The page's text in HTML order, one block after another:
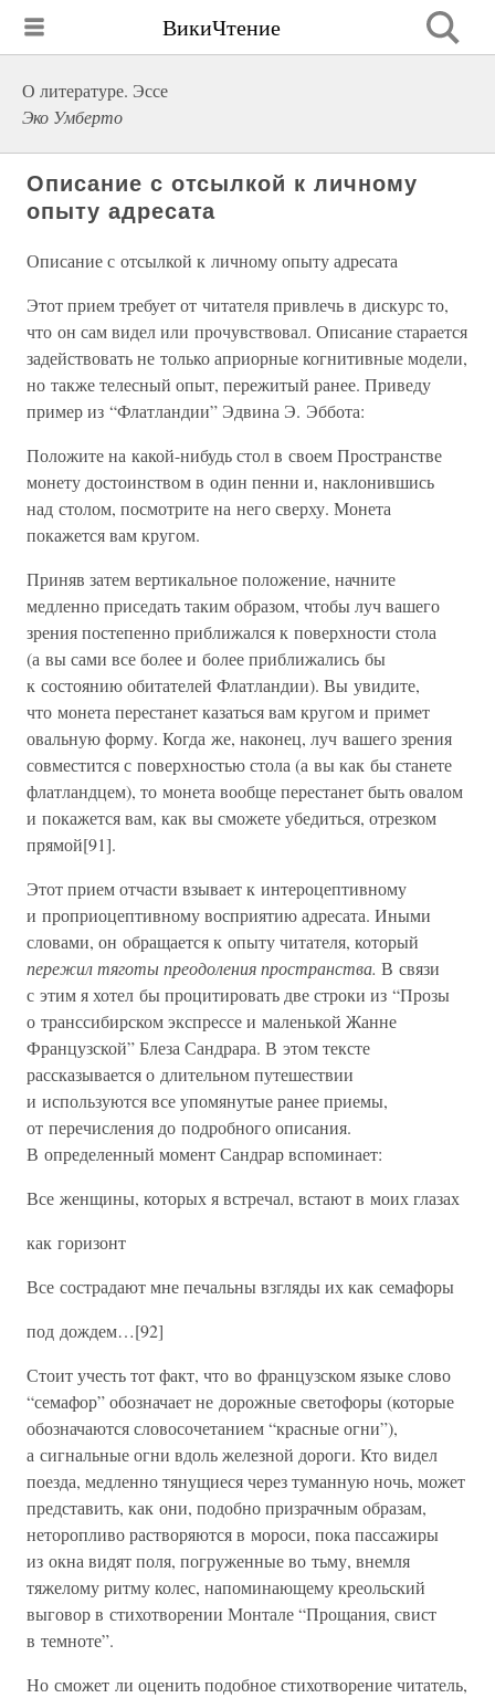
ВикиЧтение
О литературе. Эссе
Эко Умберто
Описание с отсылкой к личному
опыту адресата
Описание с отсылкой к личному опыту адресата
Этот прием требует от читателя привлечь в дискурс то,
что он сам видел или прочувствовал. Описание старается
задействовать не только априорные когнитивные модели,
но также телесный опыт, пережитый ранее. Приведу
пример из “Флатландии” Эдвина Э. Эббота:
Положите на какой-нибудь стол в своем Пространстве
монету достоинством в один пенни и, наклонившись
над столом, посмотрите на него сверху. Монета
покажется вам кругом.
Приняв затем вертикальное положение, начните
медленно приседать таким образом, чтобы луч вашего
зрения постепенно приближался к поверхности стола
(а вы сами все более и более приближались бы
к состоянию обитателей Флатландии). Вы увидите,
что монета перестанет казаться вам кругом и примет
овальную форму. Когда же, наконец, луч вашего зрения
совместится с поверхностью стола (а вы как бы станете
флатландцем), то монета вообще перестанет быть овалом
и покажется вам, как вы сможете убедиться, отрезком
прямой[91].
Этот прием отчасти взывает к интероцептивному
и проприоцептивному восприятию адресата. Иными
словами, он обращается к опыту читателя, который
пережил тяготы преодоления пространства. В связи
с этим я хотел бы процитировать две строки из “Прозы
о транссибирском экспрессе и маленькой Жанне
Французской” Блеза Сандрара. В этом тексте
рассказывается о длительном путешествии
и используются все упомянутые ранее приемы,
от перечисления до подробного описания.
В определенный момент Сандрар вспоминает:
Все женщины, которых я встречал, встают в моих глазах
как горизонт
Все сострадают мне печальны взгляды их как семафоры
под дождем…[92]
Стоит учесть тот факт, что во французском языке слово
“семафор” обозначает не дорожные светофоры (которые
обозначаются словосочетанием “красные огни”),
а сигнальные огни вдоль железной дороги. Кто видел
поезда, медленно тянущиеся через туманную ночь, может
представить, как они, подобно призрачным образам,
неторопливо растворяются в мороси, пока пассажиры
из окна видят поля, погруженные во тьму, внемля
тяжелому ритму колес, напоминающему креольский
выговор в стихотворении Монтале “Прощания, свист
в темноте”.
Но сможет ли оценить подобное стихотворение читатель,